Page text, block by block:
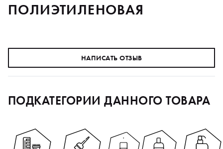
ПОЛИЭТИЛЕНОВАЯ
НАПИСАТЬ ОТЗЫВ
ПОДКАТЕГОРИИ ДАННОГО ТОВАРА